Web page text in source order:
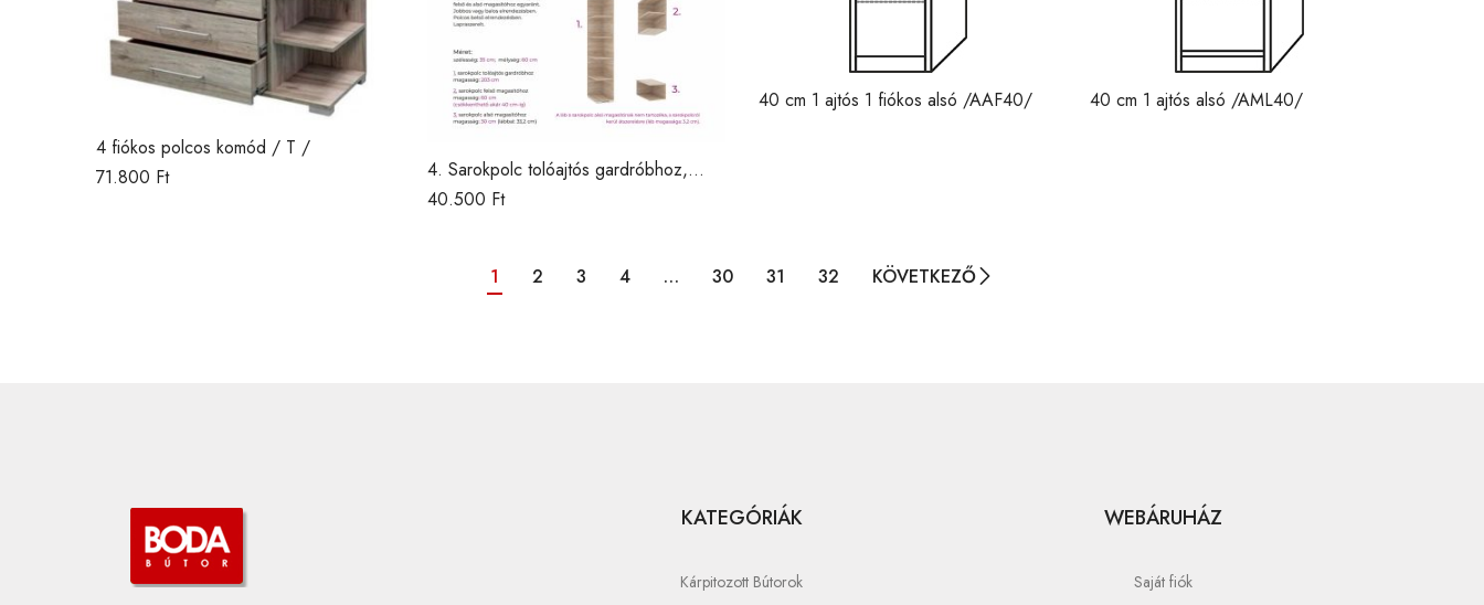
4 fiókos polcos komód / T /
71.800 Ft
4. Sarokpolc tolóajtós gardróbhoz,
alsó-felső magsító / DNY /
40.500 Ft
40 cm 1 ajtós 1 fiókos alsó /AAF40/ 40 cm 1 ajtós alsó /AML40/
1 2 3 4 … 30 31 32 KÖVETKEZŐ
KATEGÓRIÁK
Kárpitozott Bútorok
WEBÁRUHÁZ
Saját fiók